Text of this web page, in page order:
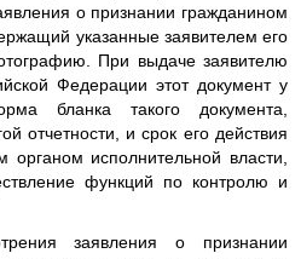
о признании гражданином
указанные заявителем его
При выдаче заявителю
Федерации этот документ у
бланка такого документа,
отчетности, и срок его действия
исполнительной власти,
функций по контролю и
заявления о признании